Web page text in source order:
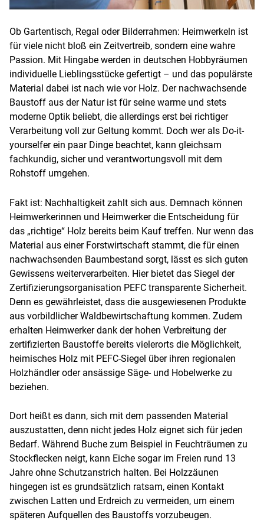
Ob Gartentisch, Regal oder Bilderrahmen: Heimwerkeln ist
für viele nicht bloß ein Zeitvertreib, sondern eine wahre
Passion. Mit Hingabe werden in deutschen Hobbyräumen
individuelle Lieblingsstücke gefertigt – und das populärste
Material dabei ist nach wie vor Holz. Der nachwachsende
Baustoff aus der Natur ist für seine warme und stets
moderne Optik beliebt, die allerdings erst bei richtiger
Verarbeitung voll zur Geltung kommt. Doch wer als Do-it-
yourselfer ein paar Dinge beachtet, kann gleichsam
fachkundig, sicher und verantwortungsvoll mit dem
Rohstoff umgehen.
Fakt ist: Nachhaltigkeit zahlt sich aus. Demnach können
Heimwerkerinnen und Heimwerker die Entscheidung für
das „richtige“ Holz bereits beim Kauf treffen. Nur wenn das
Material aus einer Forstwirtschaft stammt, die für einen
nachwachsenden Baumbestand sorgt, lässt es sich guten
Gewissens weiterverarbeiten. Hier bietet das Siegel der
Zertifizierungsorganisation PEFC transparente Sicherheit.
Denn es gewährleistet, dass die ausgewiesenen Produkte
aus vorbildlicher Waldbewirtschaftung kommen. Zudem
erhalten Heimwerker dank der hohen Verbreitung der
zertifizierten Baustoffe bereits vielerorts die Möglichkeit,
heimisches Holz mit PEFC-Siegel über ihren regionalen
Holzhändler oder ansässige Säge- und Hobelwerke zu
beziehen.
Dort heißt es dann, sich mit dem passenden Material
auszustatten, denn nicht jedes Holz eignet sich für jeden
Bedarf. Während Buche zum Beispiel in Feuchträumen zu
Stockflecken neigt, kann Eiche sogar im Freien rund 13
Jahre ohne Schutzanstrich halten. Bei Holzzäunen
hingegen ist es grundsätzlich ratsam, einen Kontakt
zwischen Latten und Erdreich zu vermeiden, um einem
späteren Aufquellen des Baustoffs vorzubeugen.